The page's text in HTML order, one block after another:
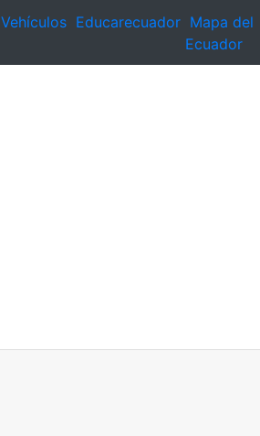
Vehículos Educarecuador Mapa del
Ecuador